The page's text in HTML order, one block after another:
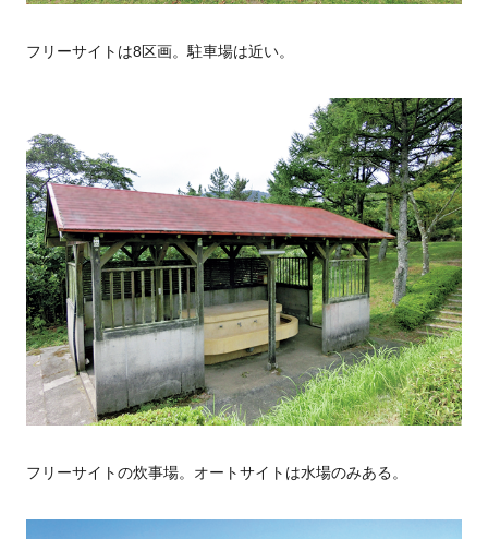
フリーサイトは8区画。駐車場は近い。
フリーサイトの炊事場。オートサイトは水場のみある。